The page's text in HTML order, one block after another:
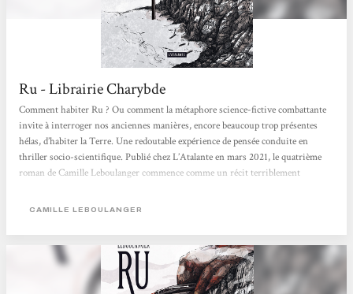
Ru - Librairie Charybde
Comment habiter Ru ? Ou comment la métaphore science-fictive combattante
invite à interroger nos anciennes manières, encore beaucoup trop présentes
hélas, d’habiter la Terre. Une redoutable expérience de pensée conduite en
thriller socio-scientifique. Publié chez L’Atalante en mars 2021, le quatrième
roman de Camille Leboulanger commence comme un récit terriblement
mortuaires qui hantent les mers, en Méditerranée ou en Atlantique, lorsque
CAMILLE LEBOULANGER